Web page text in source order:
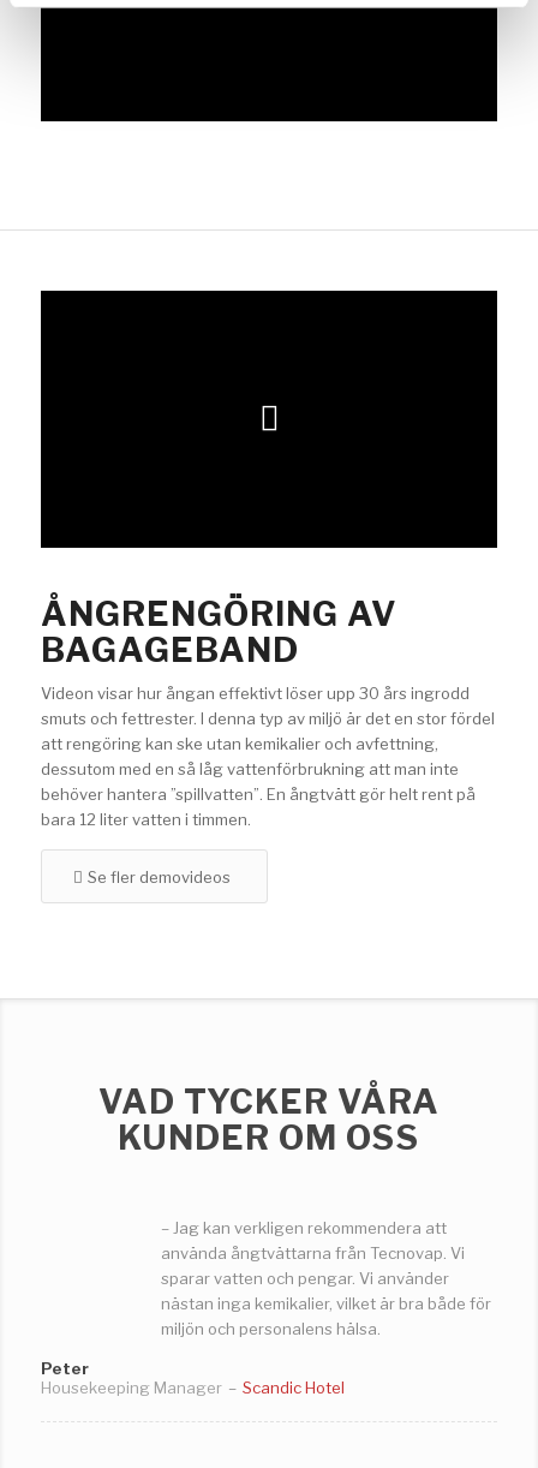
ÅNGRENGÖRING AV
BAGAGEBAND
Videon visar hur ångan effektivt löser upp 30 års ingrodd
smuts och fettrester. I denna typ av miljö är det en stor fördel
att rengöring kan ske utan kemikalier och avfettning,
dessutom med en så låg vattenförbrukning att man inte
behöver hantera ”spillvatten”. En ångtvätt gör helt rent på
bara 12 liter vatten i timmen.
Se fler demovideos
VAD TYCKER VÅRA
KUNDER OM OSS
– Jag kan verkligen rekommendera att
använda ångtvättarna från Tecnovap. Vi
sparar vatten och pengar. Vi använder
nästan inga kemikalier, vilket är bra både för
miljön och personalens hälsa.
Peter
Housekeeping Manager – Scandic Hotel